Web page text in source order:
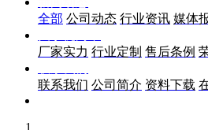
全部 公司动态 行业资讯 媒体
厂家实力 行业定制 售后条例
联系我们 公司简介 资料下载